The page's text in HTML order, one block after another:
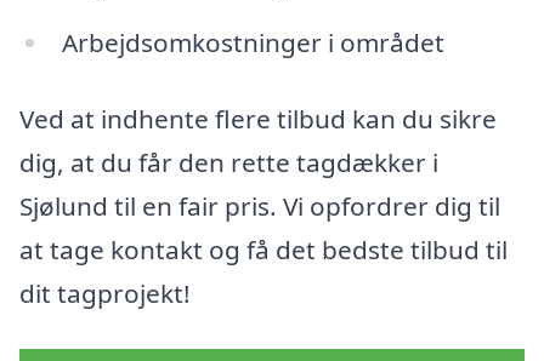
Arbejdsomkostninger i området
Ved at indhente flere tilbud kan du sikre
dig, at du får den rette tagdækker i
Sjølund til en fair pris. Vi opfordrer dig til
at tage kontakt og få det bedste tilbud til
dit tagprojekt!